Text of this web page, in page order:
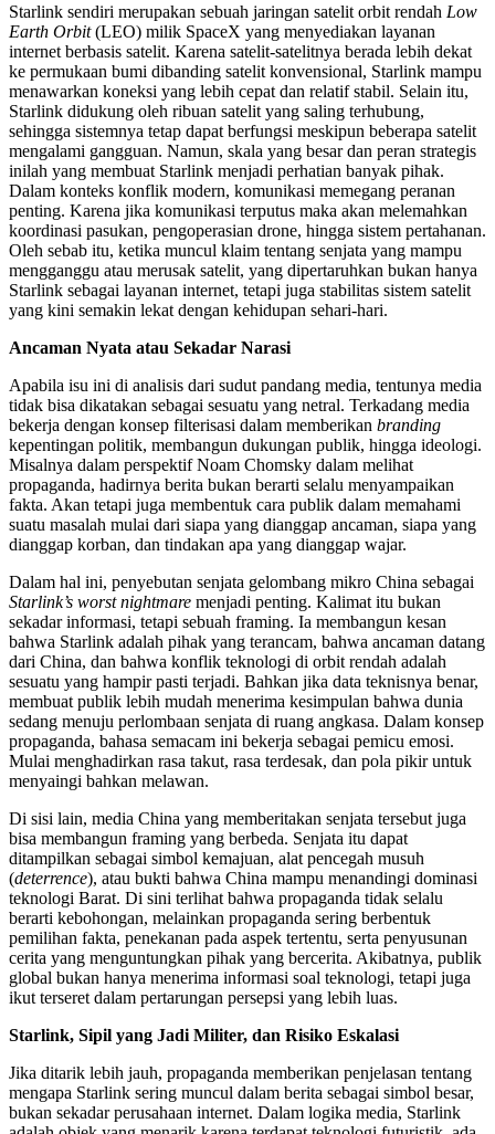
Starlink sendiri merupakan sebuah jaringan satelit orbit rendah Low
Earth Orbit(LEO) milik SpaceX yang menyediakan layanan
internet berbasis satelit. Karena satelit-satelitnya berada lebih dekat
ke permukaan bumi dibanding satelit konvensional, Starlink mampu
menawarkan koneksi yang lebih cepat dan relatif stabil. Selain itu,
Starlink didukung oleh ribuan satelit yang saling terhubung,
sehingga sistemnya tetap dapat berfungsi meskipun beberapa satelit
mengalami gangguan. Namun, skala yang besar dan peran strategis
inilah yang membuat Starlink menjadi perhatian banyak pihak.
Dalam konteks konflik modern, komunikasi memegang peranan
penting. Karena jika komunikasi terputus maka akan melemahkan
koordinasi pasukan, pengoperasian drone, hingga sistem pertahanan.
Oleh sebab itu, ketika muncul klaim tentang senjata yang mampu
mengganggu atau merusak satelit, yang dipertaruhkan bukan hanya
Starlink sebagai layanan internet, tetapi juga stabilitas sistem satelit
yang kini semakin lekat dengan kehidupan sehari-hari.
Ancaman Nyata atau Sekadar Narasi
Apabila isu ini di analisis dari sudut pandang media, tentunya media
tidak bisa dikatakan sebagai sesuatu yang netral. Terkadang media
bekerja dengan konsep filterisasi dalam memberikan branding
kepentingan politik, membangun dukungan publik, hingga ideologi.
Misalnya dalam perspektif Noam Chomsky dalam melihat
propaganda, hadirnya berita bukan berarti selalu menyampaikan
fakta. Akan tetapi juga membentuk cara publik dalam memahami
suatu masalah mulai dari siapa yang dianggap ancaman, siapa yang
dianggap korban, dan tindakan apa yang dianggap wajar.
Dalam hal ini, penyebutan senjata gelombang mikro China sebagai
Starlink’s worst nightmare menjadi penting. Kalimat itu bukan
sekadar informasi, tetapi sebuah framing. Ia membangun kesan
bahwa Starlink adalah pihak yang terancam, bahwa ancaman datang
dari China, dan bahwa konflik teknologi di orbit rendah adalah
sesuatu yang hampir pasti terjadi. Bahkan jika data teknisnya benar,
membuat publik lebih mudah menerima kesimpulan bahwa dunia
sedang menuju perlombaan senjata di ruang angkasa. Dalam konsep
propaganda, bahasa semacam ini bekerja sebagai pemicu emosi.
Mulai menghadirkan rasa takut, rasa terdesak, dan pola pikir untuk
menyaingi bahkan melawan.
Di sisi lain, media China yang memberitakan senjata tersebut juga
bisa membangun framing yang berbeda. Senjata itu dapat
ditampilkan sebagai simbol kemajuan, alat pencegah musuh
(deterrence), atau bukti bahwa China mampu menandingi dominasi
teknologi Barat. Di sini terlihat bahwa propaganda tidak selalu
berarti kebohongan, melainkan propaganda sering berbentuk
pemilihan fakta, penekanan pada aspek tertentu, serta penyusunan
cerita yang menguntungkan pihak yang bercerita. Akibatnya, publik
global bukan hanya menerima informasi soal teknologi, tetapi juga
ikut terseret dalam pertarungan persepsi yang lebih luas.
Starlink, Sipil yang Jadi Militer, dan Risiko Eskalasi
Jika ditarik lebih jauh, propaganda memberikan penjelasan tentang
mengapa Starlink sering muncul dalam berita sebagai simbol besar,
bukan sekadar perusahaan internet. Dalam logika media, Starlink